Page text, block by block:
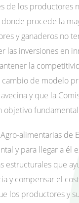
de los productores
procede la
y ganaderos no
las inversiones en
la
cambio de modelo
y que la
objetivo
alimentarias de
y para llegar a él
estructurales que
y compensar el
los productores y